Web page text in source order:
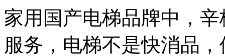
家用国产电梯品牌中，
服务，电梯不是快消品